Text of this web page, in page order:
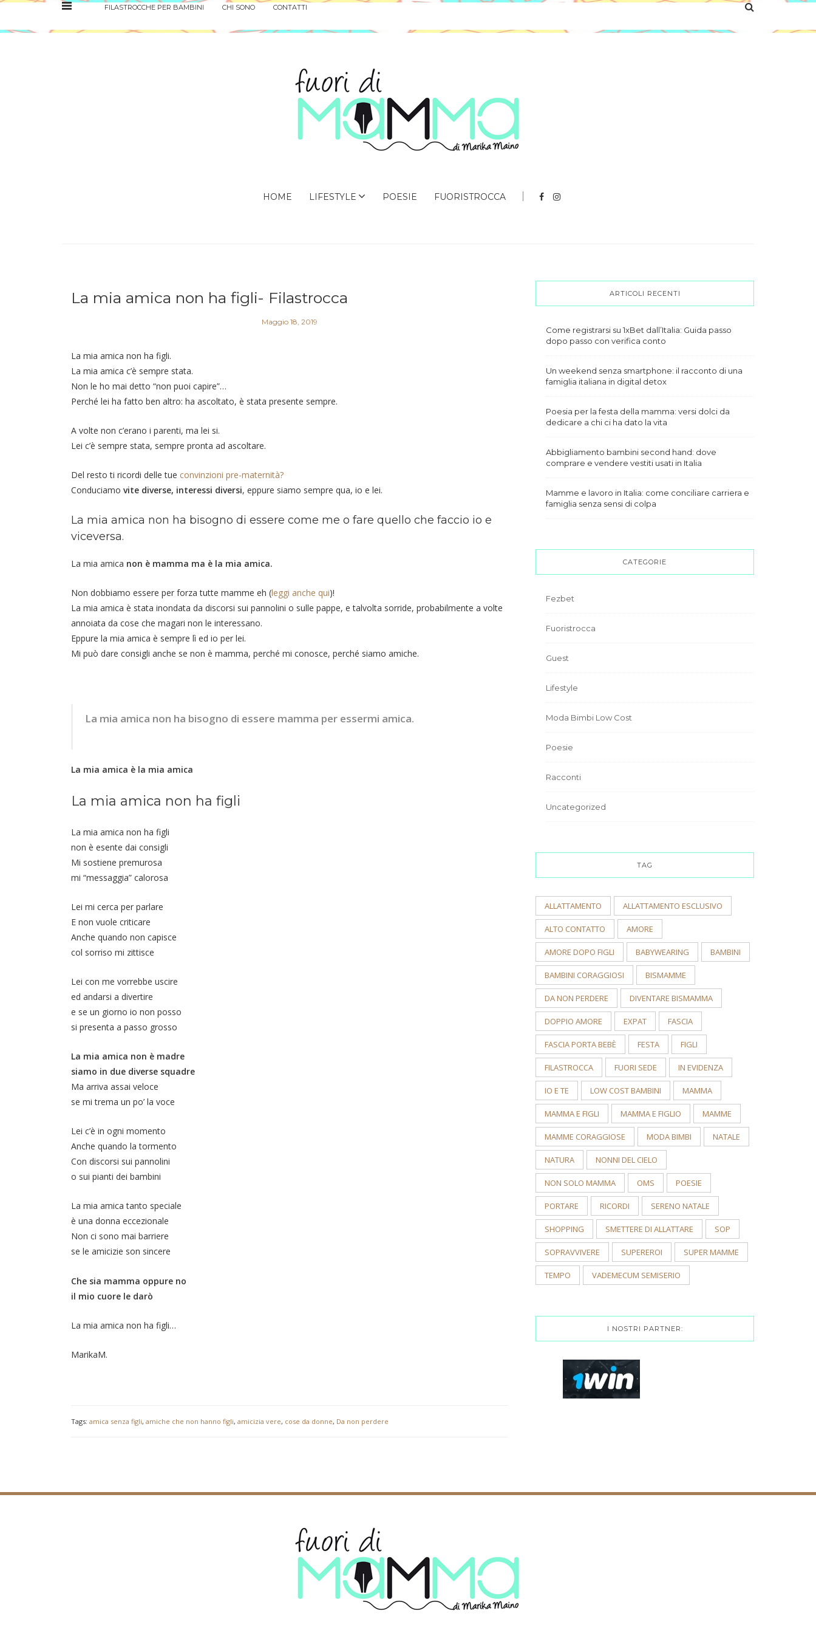
FILASTROCCHE PER BAMBINI CHI SONO CONTATTI
HOME LIFESTYLE POESIE FUORISTROCCA
La mia amica non ha figli- Filastrocca
Maggio 18, 2019
La mia amica non ha figli.
La mia amica c’è sempre stata.
Non le ho mai detto “non puoi capire”…
Perché lei ha fatto ben altro: ha ascoltato, è stata presente sempre.
A volte non c’erano i parenti, ma lei si.
Lei c’è sempre stata, sempre pronta ad ascoltare.
Del resto ti ricordi delle tue convinzioni pre-maternità?
Conduciamo vite diverse, interessi diversi, eppure siamo sempre qua, io e lei.
La mia amica non ha bisogno di essere come me o fare quello che faccio io e
viceversa.
La mia amica non è mamma ma è la mia amica.
Non dobbiamo essere per forza tutte mamme eh (leggi anche qui)!
La mia amica è stata inondata da discorsi sui pannolini o sulle pappe, e talvolta sorride, probabilmente a volte
annoiata da cose che magari non le interessano.
Eppure la mia amica è sempre lì ed io per lei.
Mi può dare consigli anche se non è mamma, perché mi conosce, perché siamo amiche.
La mia amica non ha bisogno di essere mamma per essermi amica.
La mia amica è la mia amica
La mia amica non ha figli
La mia amica non ha figli
non è esente dai consigli
Mi sostiene premurosa
mi “messaggia” calorosa
Lei mi cerca per parlare
E non vuole criticare
Anche quando non capisce
col sorriso mi zittisce
Lei con me vorrebbe uscire
ed andarsi a divertire
e se un giorno io non posso
si presenta a passo grosso
La mia amica non è madre
siamo in due diverse squadre
Ma arriva assai veloce
se mi trema un po’ la voce
Lei c’è in ogni momento
Anche quando la tormento
Con discorsi sui pannolini
o sui pianti dei bambini
La mia amica tanto speciale
è una donna eccezionale
Non ci sono mai barriere
se le amicizie son sincere
Che sia mamma oppure no
il mio cuore le darò
La mia amica non ha figli…
MarikaM.
Tags: amica senza figli, amiche che non hanno figli, amicizia vere, cose da donne, Da non perdere
ARTICOLI RECENTI
Come registrarsi su 1xBet dall’Italia: Guida passo
dopo passo con verifica conto
Un weekend senza smartphone: il racconto di una
famiglia italiana in digital detox
Poesia per la festa della mamma: versi dolci da
dedicare a chi ci ha dato la vita
Abbigliamento bambini second hand: dove
comprare e vendere vestiti usati in Italia
Mamme e lavoro in Italia: come conciliare carriera e
famiglia senza sensi di colpa
CATEGORIE
Fezbet
Fuoristrocca
Guest
Lifestyle
Moda Bimbi Low Cost
Poesie
Racconti
Uncategorized
TAG
ALLATTAMENTO ALLATTAMENTO ESCLUSIVO
ALTO CONTATTO AMORE
AMORE DOPO FIGLI BABYWEARING BAMBINI
BAMBINI CORAGGIOSI BISMAMME
DA NON PERDERE DIVENTARE BISMAMMA
DOPPIO AMORE EXPAT FASCIA
FASCIA PORTA BEBÈ FESTA FIGLI
FILASTROCCA FUORI SEDE IN EVIDENZA
IO E TE LOW COST BAMBINI MAMMA
MAMMA E FIGLI MAMMA E FIGLIO MAMME
MAMME CORAGGIOSE MODA BIMBI NATALE
NATURA NONNI DEL CIELO
NON SOLO MAMMA OMS POESIE
PORTARE RICORDI SERENO NATALE
SHOPPING SMETTERE DI ALLATTARE SOP
SOPRAVVIVERE SUPEREROI SUPER MAMME
TEMPO VADEMECUM SEMISERIO
I NOSTRI PARTNER: